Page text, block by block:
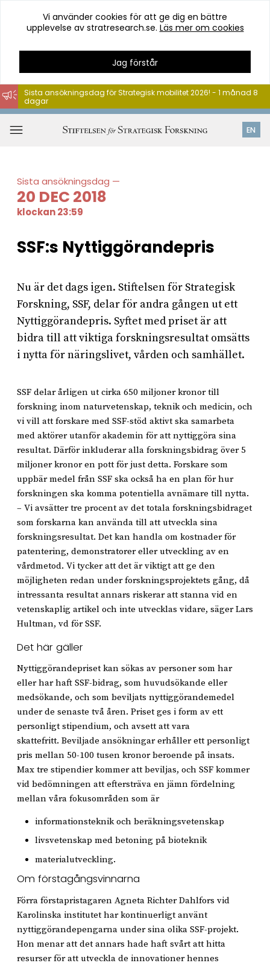
Hoppa
till
innehåll
Vi använder cookies för att ge dig en bättre
upplevelse av stratresearch.se. Läs mer om cookies
Jag förstår
EN
Sista ansökningsdag för Strategisk mobilitet 2026! - 1 månad 8
dagar
Sista ansökningsdag
20 DEC 2018
klockan 23:59
SSF:s Nyttiggörandepris
Nu är det dags igen. Stiftelsen för Strategisk
Forskning, SSF, delar för andra gången ut ett
Nyttiggörandepris. Syftet med priset är att
bidra till att viktiga forskningsresultat omsätts
i nytta för näringslivet, vården och samhället.
SSF delar årligen ut cirka 650 miljoner kronor till
forskning inom naturvetenskap, teknik och medicin, och
vi vill att forskare med SSF-stöd aktivt ska samarbeta
med aktörer utanför akademin för att nyttiggöra sina
resultat. Därför inkluderar alla forskningsbidrag över 5
miljoner kronor en pott för just detta. Forskare som
uppbär medel från SSF ska också ha en plan för hur
forskningen ska komma potentiella avnämare till nytta.
– Vi avsätter tre procent av det totala forskningsbidraget
som forskarna kan använda till att utveckla sina
forskningsresultat. Det kan handla om kostnader för
patentering, demonstratorer eller utveckling av en
vårdmetod. Vi tycker att det är viktigt att ge den
möjligheten redan under forskningsprojektets gång, då
intressanta resultat annars riskerar att stanna vid en
vetenskaplig artikel och inte utvecklas vidare, säger Lars
Hultman, vd för SSF.
Det här gäller
Nyttiggörandepriset kan sökas av personer som har
eller har haft SSF-bidrag, som huvudsökande eller
medsökande, och som beviljats nyttiggörandemedel
under de senaste två åren. Priset ges i form av ett
personligt stipendium, och avsett att vara
skattefritt. Beviljade ansökningar erhåller ett personligt
pris mellan 50-100 tusen kronor beroende på insats.
Max tre stipendier kommer att beviljas, och SSF kommer
vid bedömningen att eftersträva en jämn fördelning
mellan våra fokusområden som är
informationsteknik och beräkningsvetenskap
livsvetenskap med betoning på bioteknik
materialutveckling.
Om förstagångsvinnarna
Förra förstapristagaren Agneta Richter Dahlfors vid
Karolinska institutet har kontinuerligt använt
nyttiggörandepengarna under sina olika SSF-projekt.
Hon menar att det annars hade haft svårt att hitta
resurser för att utveckla de innovationer hennes